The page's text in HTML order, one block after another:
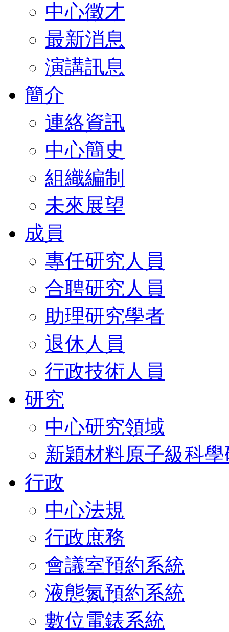
中心徵才
最新消息
演講訊息
簡介
連絡資訊
中心簡史
組織編制
未來展望
成員
專任研究人員
合聘研究人員
助理研究學者
退休人員
行政技術人員
研究
中心研究領域
新穎材料原子級科
行政
中心法規
行政庶務
會議室預約系統
液態氮預約系統
數位電錶系統